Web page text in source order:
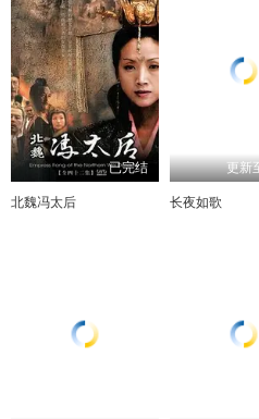
已完结
北魏冯太后
更新
长夜如歌